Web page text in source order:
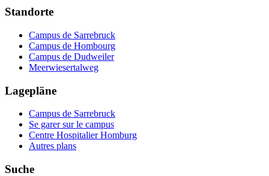
Standorte
Campus de Sarrebruck
Campus de Hombourg
Campus de Dudweiler
Meerwiesertalweg
Lagepläne
Campus de Sarrebruck
Se garer sur le campus
Centre Hospitalier Homburg
Autres plans
Suche